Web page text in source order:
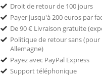
Droit de retour de 100 jours
Payer jusqu'à 200 euros par
De 90 € Livraison gratuite
Politique de retour sans
Allemagne)
Payez avec PayPal Express
Support téléphonique